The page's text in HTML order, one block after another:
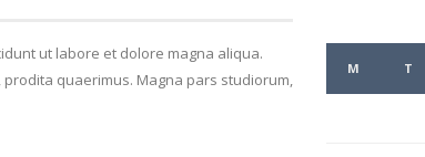
ut labore et dolore magna aliqua.
quaerimus. Magna pars studiorum,
M T